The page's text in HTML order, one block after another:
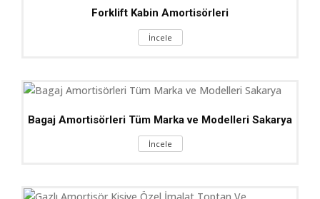
Forklift Kabin Amortisörleri
İncele
Bagaj Amortisörleri Tüm Marka ve Modelleri Sakarya
İncele